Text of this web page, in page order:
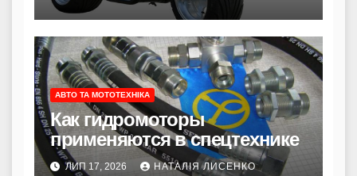
АВТО ТА МОТОТЕХНІКА
Как гидромоторы
применяются в спецтехнике
ЛИП 17, 2026 НАТАЛІЯ ЛИСЕНКО